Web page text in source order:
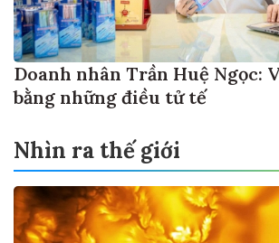
Doanh nhân Trần Huệ Ngọc:
bằng những điều tử tế
Nhìn ra thế giới